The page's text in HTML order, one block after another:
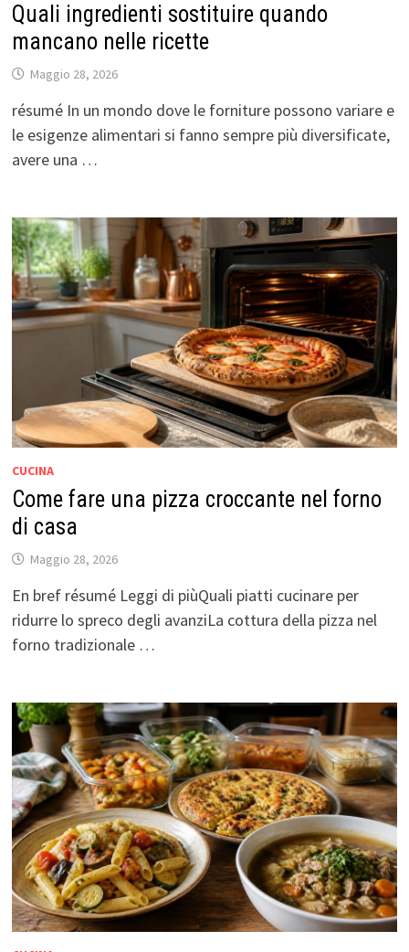
Quali ingredienti sostituire quando
mancano nelle ricette
Maggio 28, 2026
résumé In un mondo dove le forniture possono variare e
le esigenze alimentari si fanno sempre più diversificate,
avere una …
CUCINA
Come fare una pizza croccante nel forno
di casa
Maggio 28, 2026
En bref résumé Leggi di piùQuali piatti cucinare per
ridurre lo spreco degli avanziLa cottura della pizza nel
forno tradizionale …